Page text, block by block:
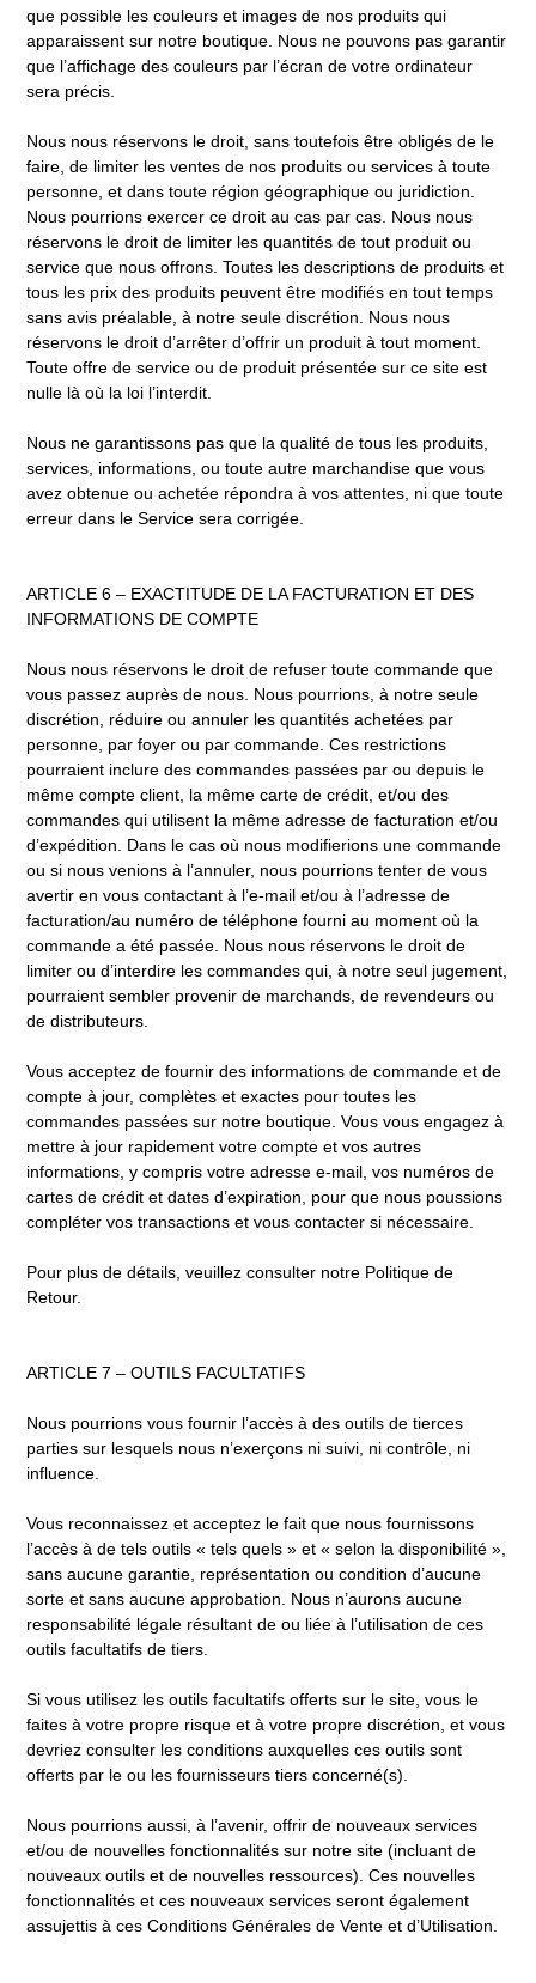
que possible les couleurs et images de nos produits qui
apparaissent sur notre boutique. Nous ne pouvons pas garantir
que l’affichage des couleurs par l’écran de votre ordinateur
sera précis.
Nous nous réservons le droit, sans toutefois être obligés de le
faire, de limiter les ventes de nos produits ou services à toute
personne, et dans toute région géographique ou juridiction.
Nous pourrions exercer ce droit au cas par cas. Nous nous
réservons le droit de limiter les quantités de tout produit ou
service que nous offrons. Toutes les descriptions de produits et
tous les prix des produits peuvent être modifiés en tout temps
sans avis préalable, à notre seule discrétion. Nous nous
réservons le droit d’arrêter d’offrir un produit à tout moment.
Toute offre de service ou de produit présentée sur ce site est
nulle là où la loi l’interdit.
Nous ne garantissons pas que la qualité de tous les produits,
services, informations, ou toute autre marchandise que vous
avez obtenue ou achetée répondra à vos attentes, ni que toute
erreur dans le Service sera corrigée.
ARTICLE 6 – EXACTITUDE DE LA FACTURATION ET DES
INFORMATIONS DE COMPTE
Nous nous réservons le droit de refuser toute commande que
vous passez auprès de nous. Nous pourrions, à notre seule
discrétion, réduire ou annuler les quantités achetées par
personne, par foyer ou par commande. Ces restrictions
pourraient inclure des commandes passées par ou depuis le
même compte client, la même carte de crédit, et/ou des
commandes qui utilisent la même adresse de facturation et/ou
d’expédition. Dans le cas où nous modifierions une commande
ou si nous venions à l’annuler, nous pourrions tenter de vous
avertir en vous contactant à l’e-mail et/ou à l’adresse de
facturation/au numéro de téléphone fourni au moment où la
commande a été passée. Nous nous réservons le droit de
limiter ou d’interdire les commandes qui, à notre seul jugement,
pourraient sembler provenir de marchands, de revendeurs ou
de distributeurs.
Vous acceptez de fournir des informations de commande et de
compte à jour, complètes et exactes pour toutes les
commandes passées sur notre boutique. Vous vous engagez à
mettre à jour rapidement votre compte et vos autres
informations, y compris votre adresse e-mail, vos numéros de
cartes de crédit et dates d’expiration, pour que nous poussions
compléter vos transactions et vous contacter si nécessaire.
Pour plus de détails, veuillez consulter notre Politique de
Retour.
ARTICLE 7 – OUTILS FACULTATIFS
Nous pourrions vous fournir l’accès à des outils de tierces
parties sur lesquels nous n’exerçons ni suivi, ni contrôle, ni
influence.
Vous reconnaissez et acceptez le fait que nous fournissons
l’accès à de tels outils « tels quels » et « selon la disponibilité »,
sans aucune garantie, représentation ou condition d’aucune
sorte et sans aucune approbation. Nous n’aurons aucune
responsabilité légale résultant de ou liée à l’utilisation de ces
outils facultatifs de tiers.
Si vous utilisez les outils facultatifs offerts sur le site, vous le
faites à votre propre risque et à votre propre discrétion, et vous
devriez consulter les conditions auxquelles ces outils sont
offerts par le ou les fournisseurs tiers concerné(s).
Nous pourrions aussi, à l’avenir, offrir de nouveaux services
et/ou de nouvelles fonctionnalités sur notre site (incluant de
nouveaux outils et de nouvelles ressources). Ces nouvelles
fonctionnalités et ces nouveaux services seront également
assujettis à ces Conditions Générales de Vente et d’Utilisation.